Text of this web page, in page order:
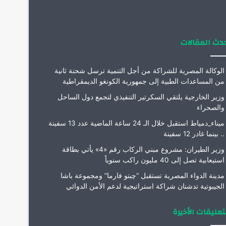
المقالات
الوكالة المصرية للشراكة من أجل التنمية ترسل شحنة ثانية
من المساعدات الطبية إلى جمهورية الكونغو الديمقراطية
وزير الخارجية يلتقي السكرتير التنفيذي لتجمع دول الساحل
والصحراء
ميناء_دمياط استقبل خلال الـ 24 ساعة الماضية عدد 13 سفينة
.. بينما غادر 12 سفينة
وزير الطيران: مشروع مبني الركاب رقم «4» يأتي بطاقة
استيعابية تصل إلى 40 مليون راكب سنوياً
مدينة الدواء المصرية تستقبل “چبتو فارما” ومجموعة باشا
الجيبوتية تدشنان شراكة استراتيجية لدعم الأمن الدوائي
الأخيرة